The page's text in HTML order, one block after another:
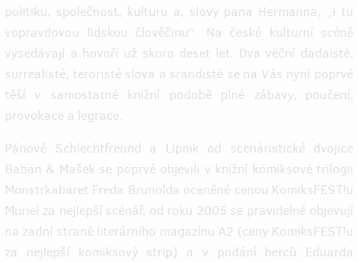
politiku, společnost, kulturu a, slovy pana Hermanna, „i tu
vopravdovou lidskou člověčinu“. Na české kulturní scéně
vysedávají a hovoří už skoro deset let. Dva věční dadaisté,
surrealisté, teroristé slova a srandisté se na Vás nyní poprvé
těší v samostatné knižní podobě plné zábavy, poučení,
provokace a legrace.
Pánové Schlechtfreund a Lipnik od scenáristické dvojice
Baban & Mašek se poprvé objevili v knižní komiksové trilogii
Monstrkabaret Freda Brunolda oceněné cenou KomiksFEST!u
Muriel za nejlepší scénář, od roku 2005 se pravidelně objevují
na zadní straně literárního magazínu A2 (ceny KomiksFEST!u
za nejlepší komiksový strip) a v podání herců Eduarda